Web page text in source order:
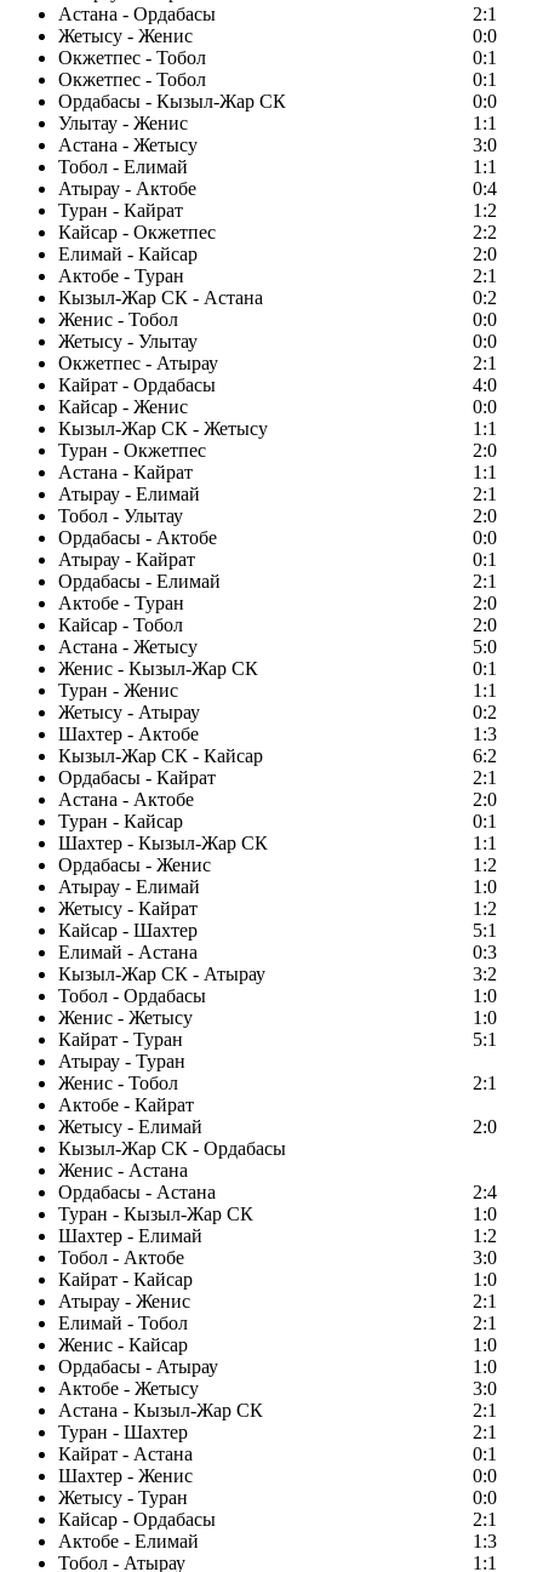
Астана - Ордабасы
2:1
Жетысу - Женис
0:0
Окжетпес - Тобол
0:1
Окжетпес - Тобол
0:1
Ордабасы - Кызыл-Жар СК
0:0
Улытау - Женис
1:1
Астана - Жетысу
3:0
Тобол - Елимай
1:1
Атырау - Актобе
0:4
Туран - Кайрат
1:2
Кайсар - Окжетпес
2:2
Елимай - Кайсар
2:0
Актобе - Туран
2:1
Кызыл-Жар СК - Астана
0:2
Женис - Тобол
0:0
Жетысу - Улытау
0:0
Окжетпес - Атырау
2:1
Кайрат - Ордабасы
4:0
Кайсар - Женис
0:0
Кызыл-Жар СК - Жетысу
1:1
Туран - Окжетпес
2:0
Астана - Кайрат
1:1
Атырау - Елимай
2:1
Тобол - Улытау
2:0
Ордабасы - Актобе
0:0
Атырау - Кайрат
0:1
Ордабасы - Елимай
2:1
Актобе - Туран
2:0
Кайсар - Тобол
2:0
Астана - Жетысу
5:0
Женис - Кызыл-Жар СК
0:1
Туран - Женис
1:1
Жетысу - Атырау
0:2
Шахтер - Актобе
1:3
Кызыл-Жар СК - Кайсар
6:2
Ордабасы - Кайрат
2:1
Астана - Актобе
2:0
Туран - Кайсар
0:1
Шахтер - Кызыл-Жар СК
1:1
Ордабасы - Женис
1:2
Атырау - Елимай
1:0
Жетысу - Кайрат
1:2
Кайсар - Шахтер
5:1
Елимай - Астана
0:3
Кызыл-Жар СК - Атырау
3:2
Тобол - Ордабасы
1:0
Женис - Жетысу
1:0
Кайрат - Туран
5:1
Атырау - Туран
Женис - Тобол
2:1
Актобе - Кайрат
Жетысу - Елимай
2:0
Кызыл-Жар СК - Ордабасы
Женис - Астана
Ордабасы - Астана
2:4
Туран - Кызыл-Жар СК
1:0
Шахтер - Елимай
1:2
Тобол - Актобе
3:0
Кайрат - Кайсар
1:0
Атырау - Женис
2:1
Елимай - Тобол
2:1
Женис - Кайсар
1:0
Ордабасы - Атырау
1:0
Актобе - Жетысу
3:0
Астана - Кызыл-Жар СК
2:1
Туран - Шахтер
2:1
Кайрат - Астана
0:1
Шахтер - Женис
0:0
Жетысу - Туран
0:0
Кайсар - Ордабасы
2:1
Актобе - Елимай
1:3
Тобол - Атырау
1:1